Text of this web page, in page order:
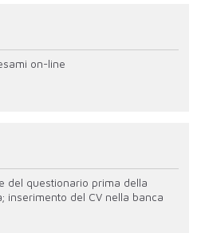
on-line
del questionario prima della
inserimento del CV nella banca